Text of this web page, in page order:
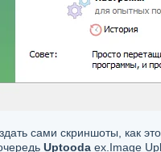
сами скриншоты, как
Uptoodaex.Image